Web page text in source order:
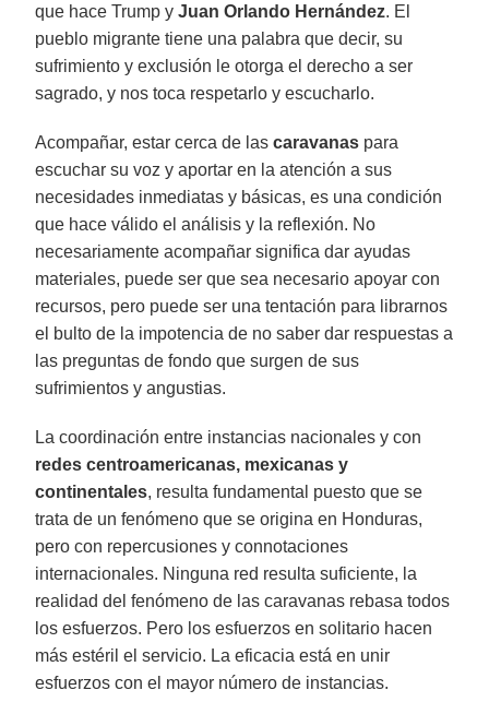
que hace Trump yJuan Orlando Hernández. El
pueblo migrante tiene una palabra que decir, su
sufrimiento y exclusión le otorga el derecho a ser
sagrado, y nos toca respetarlo y escucharlo.
Acompañar, estar cerca de lascaravanas para
escuchar su voz y aportar en la atención a sus
necesidades inmediatas y básicas, es una condición
que hace válido el análisis y la reflexión. No
necesariamente acompañar significa dar ayudas
materiales, puede ser que sea necesario apoyar con
recursos, pero puede ser una tentación para librarnos
el bulto de la impotencia de no saber dar respuestas a
las preguntas de fondo que surgen de sus
sufrimientos y angustias.
La coordinación entre instancias nacionales y con
redes centroamericanas, mexicanas y
continentales, resulta fundamental puesto que se
trata de un fenómeno que se origina en Honduras,
pero con repercusiones y connotaciones
internacionales. Ninguna red resulta suficiente, la
realidad del fenómeno de las caravanas rebasa todos
los esfuerzos. Pero los esfuerzos en solitario hacen
más estéril el servicio. La eficacia está en unir
esfuerzos con el mayor número de instancias.